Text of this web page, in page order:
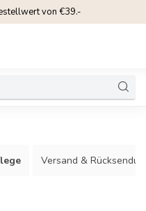
von €39.-
Versand &